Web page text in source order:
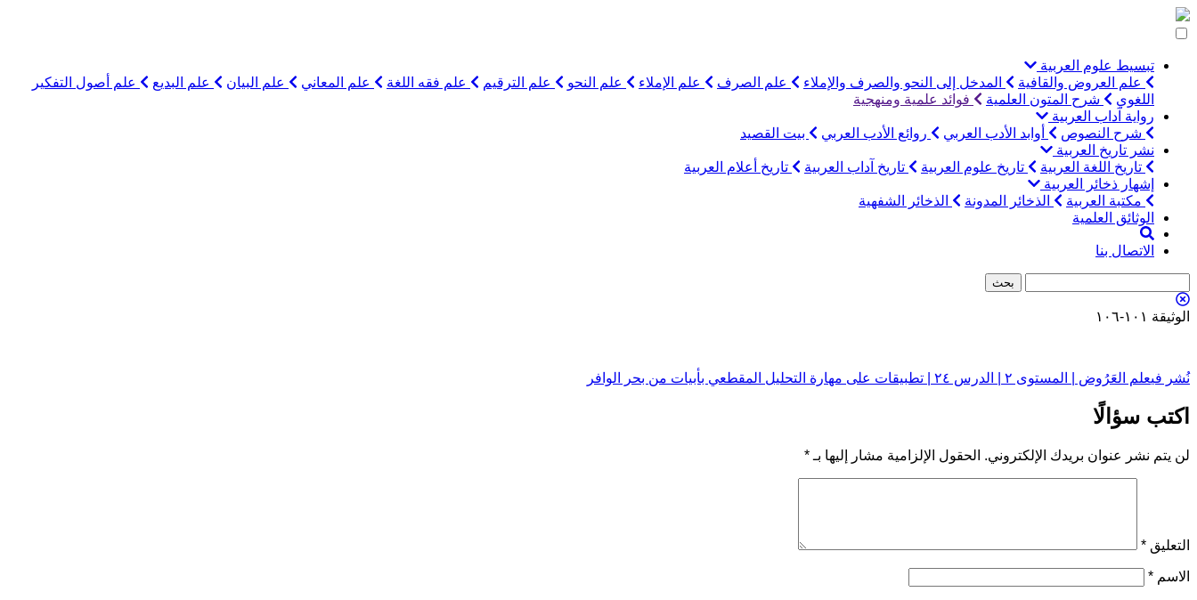
التخطي
إلى
تبسيط علوم العربية
علم العروض والقافية
المدخل إلى النحو والصرف والإملاء علم الصرف علم الإملاء علم النحو علم الترقيم علم فقه اللغة علم المعاني علم البيان علم البديع
علم أصول التفكير
اللغوي
شرح المتون العلمية
فوائد علمية ومنهجية
رواية آداب العربية
شرح النصوص
أوابد الأدب العربي روائع الأدب العربي
بيت القصيد
نشر تاريخ العربية
تاريخ اللغة العربية
تاريخ علوم العربية تاريخ آداب العربية
تاريخ أعلام العربية
إشهار ذخائر العربية
مكتبة العربية
الذخائر المدونة
الذخائر الشفهية
الوثائق العلمية
الاتصال بنا
الوثيقة ١٠١-١٠٦
تصفّح
المقالات
نُشر فيعلم العَرُوض | المستوى ٢ | الدرس ٢٤ | تطبيقات على مهارة التحليل المقطعي بأبيات من بحر الوافر
اكتب سؤالًا
لن يتم نشر عنوان بريدك الإلكتروني. الحقول الإلزامية مشار إليها بـ *
التعليق *
الاسم *